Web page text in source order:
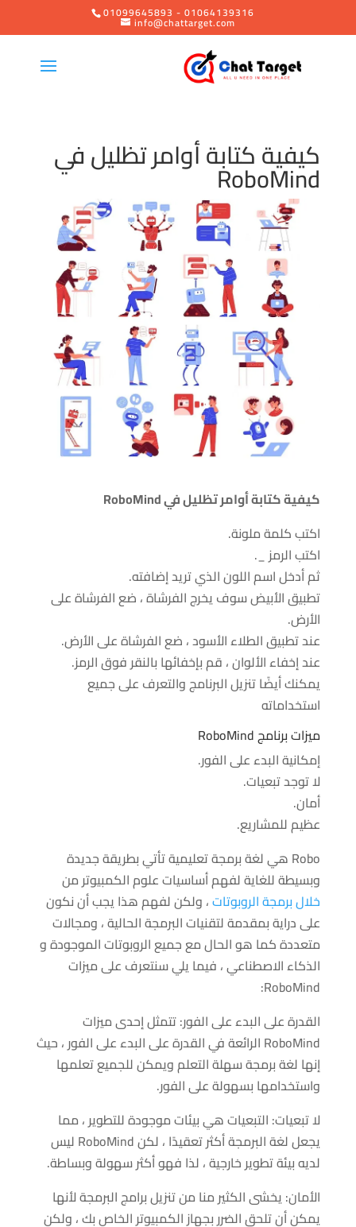
01099645893 - 01064139316
info@chattarget.com
كيفية كتابة أوامر تظليل في
RoboMind
كيفية كتابة أوامر تظليل في RoboMind
اكتب كلمة ملونة.
اكتب الرمز _.
ثم أدخل اسم اللون الذي تريد إضافته.
تطبيق الأبيض سوف يخرج الفرشاة ، ضع الفرشاة على
الأرض.
عند تطبيق الطلاء الأسود ، ضع الفرشاة على الأرض.
عند إخفاء الألوان ، قم بإخفائها بالنقر فوق الرمز.
يمكنك أيضًا تنزيل البرنامج والتعرف على جميع
استخداماته
ميزات برنامج RoboMind
إمكانية البدء على الفور.
لا توجد تبعيات.
أمان.
عظيم للمشاريع.
Robo هي لغة برمجة تعليمية تأتي بطريقة جديدة
وبسيطة للغاية لفهم أساسيات علوم الكمبيوتر من
خلال برمجة الروبوتات، ولكن لفهم هذا يجب أن نكون
على دراية بمقدمة لتقنيات البرمجة الحالية ، ومجالات
متعددة كما هو الحال مع جميع الروبوتات الموجودة و
الذكاء الاصطناعي ، فيما يلي سنتعرف على ميزات
RoboMind:
القدرة على البدء على الفور: تتمثل إحدى ميزات
RoboMind الرائعة في القدرة على البدء على الفور ، حيث
إنها لغة برمجة سهلة التعلم ويمكن للجميع تعلمها
واستخدامها بسهولة على الفور.
لا تبعيات: التبعيات هي بيئات موجودة للتطوير ، مما
يجعل لغة البرمجة أكثر تعقيدًا ، لكن RoboMind ليس
لديه بيئة تطوير خارجية ، لذا فهو أكثر سهولة وبساطة.
الأمان: يخشى الكثير منا من تنزيل برامج البرمجة لأنها
يمكن أن تلحق الضرر بجهاز الكمبيوتر الخاص بك ، ولكن